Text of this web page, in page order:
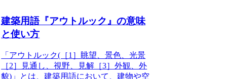
建築用語『アウトルック』の意味
と使い方
「アウトルック(［1］眺望、景色、光景
［2］見通し、視野、見解［3］外観、外
貌)」とは、建築用語において、建物や空